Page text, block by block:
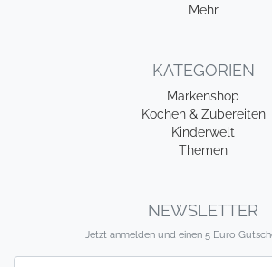
Mehr
KATEGORIEN
Markenshop
Kochen & Zubereiten
Kinderwelt
Themen
NEWSLETTER
Jetzt anmelden und einen 5 Euro